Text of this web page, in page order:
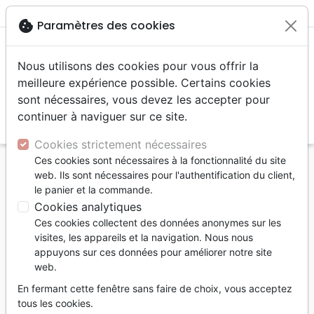
menu
Accueil Livres Ethique, société, politique
Ethique, société, politique
Filtrer tune
Sexualité
Argent,
Dépendance,
cookie Paramètres des cookies
Nous utilisons des cookies pour vous offrir la
meilleure expérience possible. Certains cookies
sont nécessaires, vous devez les accepter pour
continuer à naviguer sur ce site.
Cookies strictement nécessaires
Ces cookies sont nécessaires à la fonctionnalité du site
web. Ils sont nécessaires pour l'authentification du client,
le panier et la commande.
Cookies analytiques
Ces cookies collectent des données anonymes sur les
visites, les appareils et la navigation. Nous nous
appuyons sur ces données pour améliorer notre site
web.
En fermant cette fenêtre sans faire de choix, vous acceptez
tous les cookies.